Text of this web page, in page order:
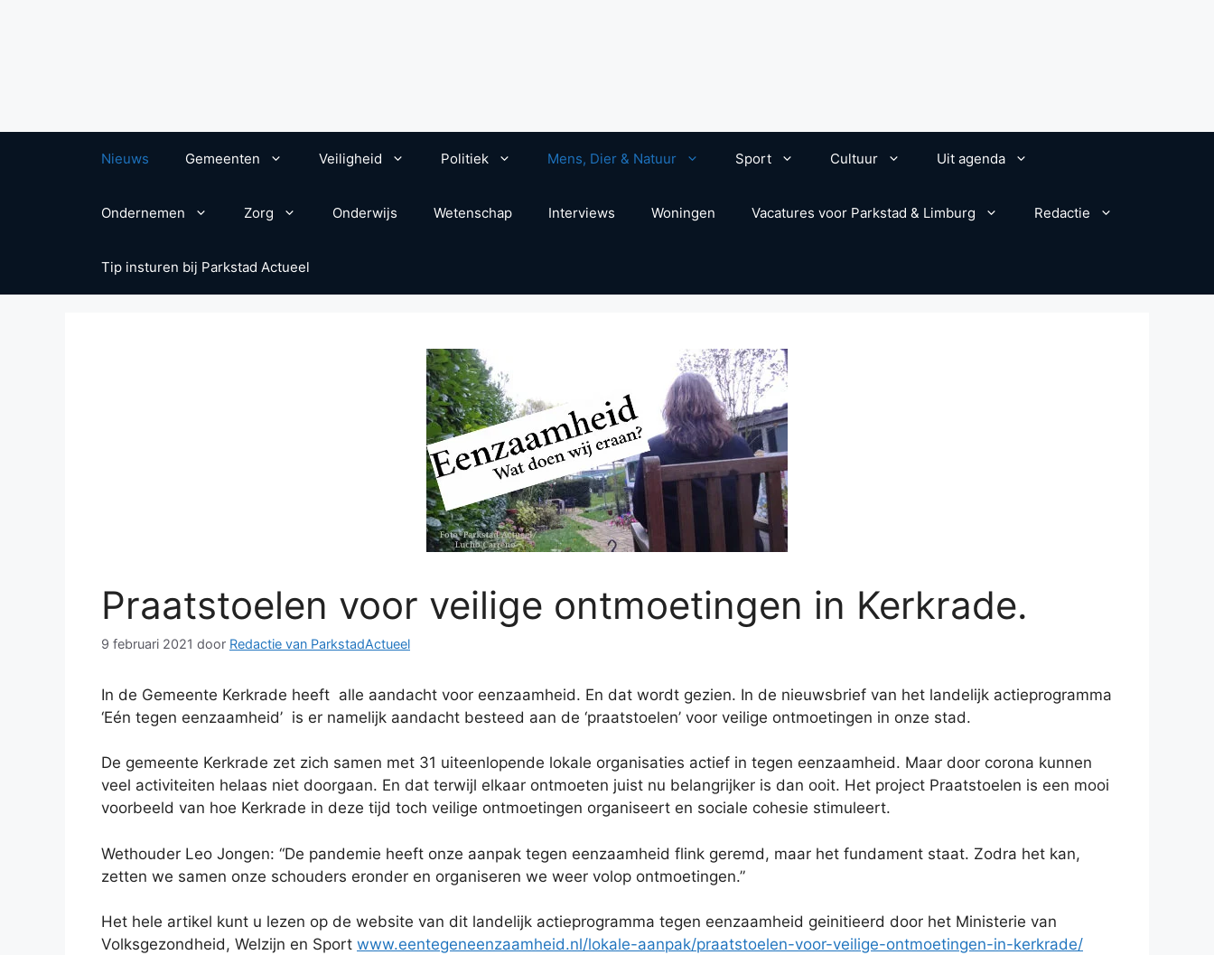
Nieuws Gemeenten Veiligheid Politiek Mens, Dier & Natuur Sport Cultuur Uit agenda
Ondernemen Zorg Onderwijs Wetenschap Interviews Woningen Vacatures voor Parkstad & Limburg Redactie
Tip insturen bij Parkstad Actueel
Praatstoelen voor veilige ontmoetingen in Kerkrade.
9 februari 2021 door Redactie van ParkstadActueel
In de Gemeente Kerkrade heeft alle aandacht voor eenzaamheid. En dat wordt gezien. In de nieuwsbrief van het landelijk actieprogramma
‘Eén tegen eenzaamheid’ is er namelijk aandacht besteed aan de ‘praatstoelen’ voor veilige ontmoetingen in onze stad.
De gemeente Kerkrade zet zich samen met 31 uiteenlopende lokale organisaties actief in tegen eenzaamheid. Maar door corona kunnen
veel activiteiten helaas niet doorgaan. En dat terwijl elkaar ontmoeten juist nu belangrijker is dan ooit. Het project Praatstoelen is een mooi
voorbeeld van hoe Kerkrade in deze tijd toch veilige ontmoetingen organiseert en sociale cohesie stimuleert.
Wethouder Leo Jongen: “De pandemie heeft onze aanpak tegen eenzaamheid flink geremd, maar het fundament staat. Zodra het kan,
zetten we samen onze schouders eronder en organiseren we weer volop ontmoetingen.”
Het hele artikel kunt u lezen op de website van dit landelijk actieprogramma tegen eenzaamheid geinitieerd door het Ministerie van
Volksgezondheid, Welzijn en Sport www.eentegeneenzaamheid.nl/lokale-aanpak/praatstoelen-voor-veilige-ontmoetingen-in-kerkrade/